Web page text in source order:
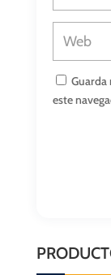
Guarda
este